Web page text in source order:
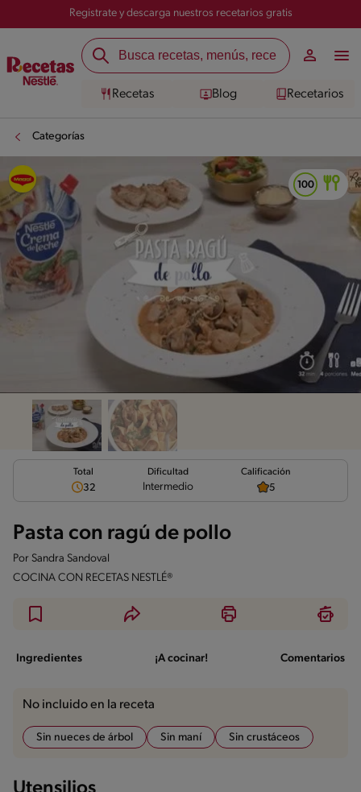
Registrate y descarga nuestros recetarios gratis
Recetas Blog Recetarios
Categorías
Total
32
Dificultad
Intermedio
Calificación
5
Pasta con ragú de pollo
Por Sandra Sandoval
COCINA CON RECETAS NESTLÉ®
Ingredientes ¡A cocinar! Comentarios
No incluido en la receta
Sin nueces de árbol Sin maní Sin crustáceos